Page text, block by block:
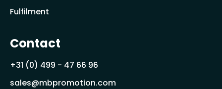
Fulfilment
Contact
+31 (0) 499 - 47 66 96
sales@mbpromotion.com